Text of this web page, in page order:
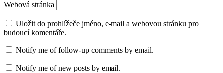
Webová stránka
Uložit do prohlížeče jméno, e-mail a webovou stránku pro
budoucí komentáře.
Notify me of follow-up comments by email.
Notify me of new posts by email.